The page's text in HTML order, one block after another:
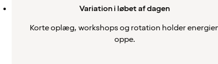
Variation i løbet af dagen
Korte oplæg, workshops og rotation holder
oppe.